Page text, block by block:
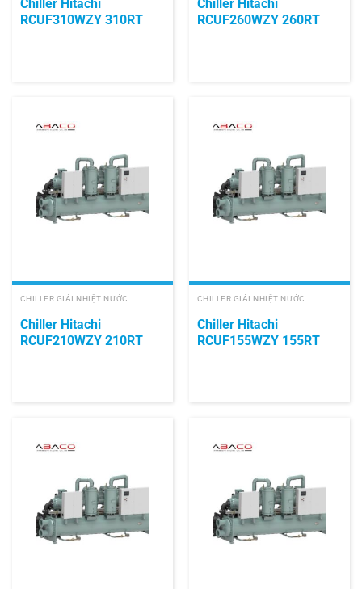
Chiller Hitachi
RCUF310WZY 310RT
Chiller Hitachi
RCUF260WZY 260RT
CHILLER GIẢI NHIỆT NƯỚC
Chiller Hitachi
RCUF210WZY 210RT
CHILLER GIẢI NHIỆT NƯỚC
Chiller Hitachi
RCUF155WZY 155RT